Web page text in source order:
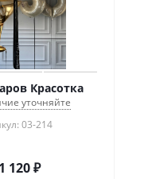
Красотка
уточняйте
03-214
120₽